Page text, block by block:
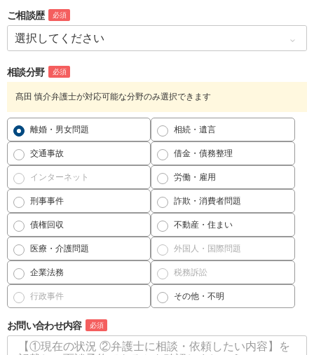
ご相談歴 必須
相談分野 必須
髙田 慎介弁護士が対応可能な分野のみ選択できます
離婚・男女問題 相続・遺言
交通事故 借金・債務整理
インターネット 労働・雇用
刑事事件 詐欺・消費者問題
債権回収 不動産・住まい
医療・介護問題 外国人・国際問題
企業法務 税務訴訟
行政事件 その他・不明
お問い合わせ内容 必須